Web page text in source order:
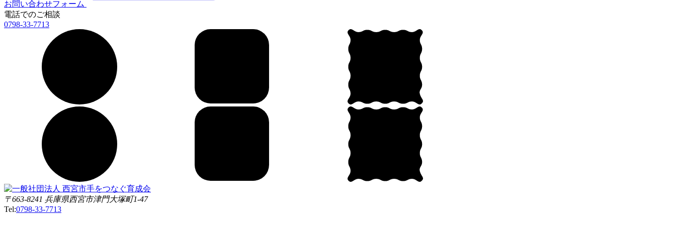
お問い合わせフォーム
電話でのご相談
0798-33-7713
〒663-8241 兵庫県西宮市津門大塚町1-47
Tel:0798-33-7713